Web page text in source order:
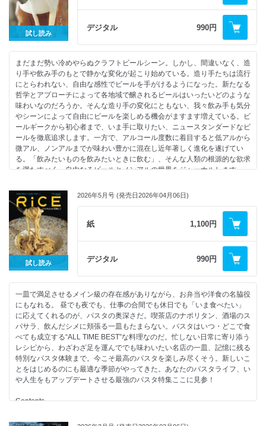
た
Contents
特集「韓国を味わう。」
・7thDoor
・トアムゴル
・スヒャンホープ
●WILDDUCK & CANTEEN in SEOUL よく働き、よく食べ、よく遊ぶ。解
放村と延禧洞から見えたソウルの日常
・Orso Rspressobar
・ノクウォンサムパブ延禧店
・DARK EDITION COFFEE
・トト
●ベーカリー Piet キム・ギョンジンさんの 小さくも、美味しく、愛おし
・ボルセ
・CECI CELA
●スクラップ&ビルドの熱狂と、その影で。
●韓国味地図
●魚を追って、釡山へ。
●ともだちの住む街は、「スープの国」だった。
●チェチョルコア、古くて新しい季節の味。
・yujin
・APOTEKA SOUL
●トーキョー&ソウル 飲食シーンを沸かせる二人の対話。 チョン・スミン
×吉田健太郎
●黒と赤のソウルフード、韓国式中華に染まる。
・永和楼
・二品
・中国
●いつも隣にいるから。ソウルで感じる日本の味。
・PUNE
●国境を越えるクラフトマンシップ KCBと木内酒造、美しき共作の軌跡。
試し読み
デジタル 990円
まだまだ勢い冷めやらぬクラフトビールシーン。しかし、間違いなく、造
り手や飲み手のもとで静かな変化が起こり始めている。造り手たちは流行
にとらわれない、自由な感性でビールを手がけるようになった。新たなる
哲学とアプローチによって各地域で醸されるビールはいったいどのような
味わいなのだろうか。そんな造り手の変化にともない、我々飲み手も気分
やシーンによって自由にビールを楽しめる機会がますます増えている。ビ
ールギークから初心者まで、いま手に取りたい、ニュースタンダードなビ
ールを徹底追求します。一方で、アルコール度数に着目すると低アルから
微アル、ノンアルまでが味わい豊かに混在し近年著しく進化を遂げてい
る。「飲みたいものを飲みたいときに飲む」、そんな人類の根源的な欲求
を満たすべく、自由なるビールとノンアルの世界をジャーナルします。
Contents
特集「ビールは自由だ。」
●飛び込むビールな宵 鎮座DOPENESS×鈴木真海子
●缶ビールをひっくり返すと世界が違って見える話 文 柿崎至恩
●WORLD BEER CUP 2026
北米開催”ビール界のオリンピック”にてジャパンブルワーたちの勇姿と
友愛に触れる
●NEW YORK BREWERY VISIT NYブルワリーを直撃弾丸ツアー
・OTHER HALF
・TALEA
・FARM.ONE
・GRIMM
・EVIL TWIN
・THREES
●スペントグレインの二人が見据えるビールの未来 鈴木諒×永石卓宏
●ポスト・ヘイジーの胎動。| Pigalle Tokyo
●150年の時を経て蘇る 失われたラガービール。
試し読み
2026年5月号 (発売日2026年04月06日)
紙 1,100円
デジタル 990円
一皿で満足させるメイン級の存在感がありながら、お弁当や洋食の名脇役
にもなれる。 昼でも夜でも、仕事の合間でも休日でも「いま食べたい」
に応えてくれるのが、パスタの奥深さだ。喫茶店のナポリタン、酒場のス
パサラ、飲んだシメに頬張る一皿もたまらない。パスタはいつ・どこで食
べても成立する“ALL TIME BEST”な料理なのだ。忙しない日常に寄り添う
レシピから、わざわざ足を運んででも味わいたい名店の一皿、記憶に残る
特別なパスタ体験まで。今こそ最高のパスタを楽しみ尽くそう。新しいこ
とをはじめるのにも最適な季節がやってきた。あなたのパスタライフ、い
や人生をもアップデートさせる最強のパスタ特集ここに見参！
Contents